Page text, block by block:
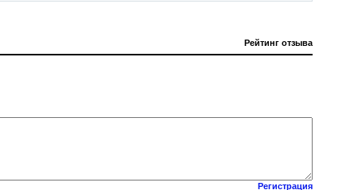
Рейтинг отзыва
Регистрация